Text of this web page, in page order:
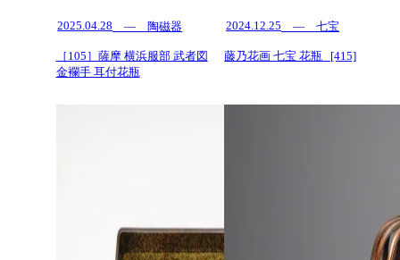
2025.04.28 — 陶磁器
［105］薩摩 横浜服部 武者図
金襴手 耳付花瓶
2024.12.25 — 七宝
藤乃花画 七宝 花瓶 [415]